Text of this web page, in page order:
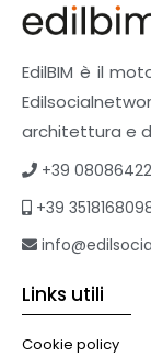
EdilBIM è il
architettura e
+39
+39
Links utili
Cookie policy